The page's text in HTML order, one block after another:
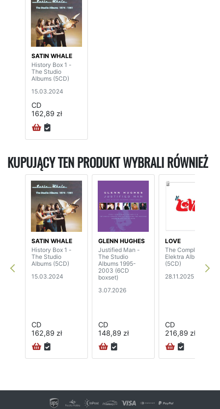
SATIN WHALE
History Box 1 -
The Studio
Albums (5CD)
15.03.2024
CD
162,89 zł
KUPUJĄCY TEN PRODUKT WYBRALI RÓWNIEŻ
SATIN WHALE
History Box 1 -
The Studio
Albums (5CD)
15.03.2024
CD
162,89 zł
GLENN HUGHES
Justified Man -
The Studio
Albums 1995-
2003 (6CD
boxset)
3.07.2026
CD
148,89 zł
LOVE
The Complete
Elektra Albums
(5CD)
28.11.2025
CD
216,89 zł